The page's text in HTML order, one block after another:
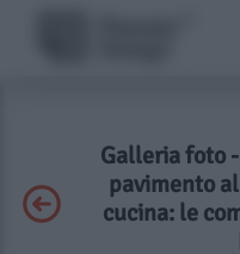
Galleria foto
pavimento
cucina: le